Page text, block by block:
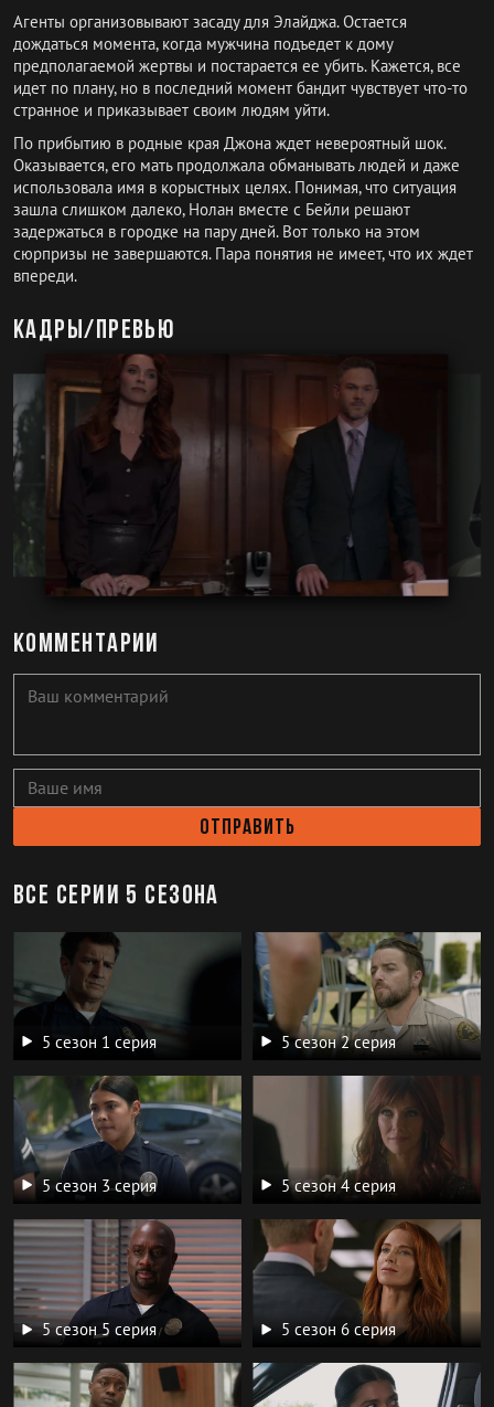
Агенты организовывают засаду для Элайджа. Остается
дождаться момента, когда мужчина подъедет к дому
предполагаемой жертвы и постарается ее убить. Кажется, все
идет по плану, но в последний момент бандит чувствует что-то
странное и приказывает своим людям уйти.
По прибытию в родные края Джона ждет невероятный шок.
Оказывается, его мать продолжала обманывать людей и даже
использовала имя в корыстных целях. Понимая, что ситуация
зашла слишком далеко, Нолан вместе с Бейли решают
задержаться в городке на пару дней. Вот только на этом
сюрпризы не завершаются. Пара понятия не имеет, что их ждет
впереди.
Кадры/превью
Комментарии
Отправить
Все серии 5 сезона
5 сезон 1 серия 5 сезон 2 серия
5 сезон 3 серия 5 сезон 4 серия
5 сезон 5 серия 5 сезон 6 серия